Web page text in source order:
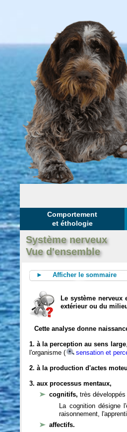
Comportement
et éthologie
Système nerveux
Vue d'ensemble
► Afficher le sommaire
Le système
extérieur ou du
Cette analyse donne
1. à la perception au sens large
l'organisme (
sensation et
2. à la production d'actes
3. aux processus mentaux,
cognitifs,très
La cognition désigne
raisonnement,
affectifs.